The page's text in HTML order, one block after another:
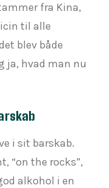
fra Kina,
til alle
blev både
ja, hvad man nu
i sit barskab.
“on the rocks”,
alkohol i en